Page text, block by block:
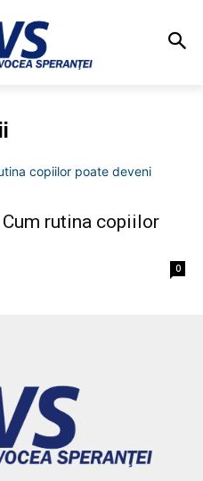
rutina copiilor
0